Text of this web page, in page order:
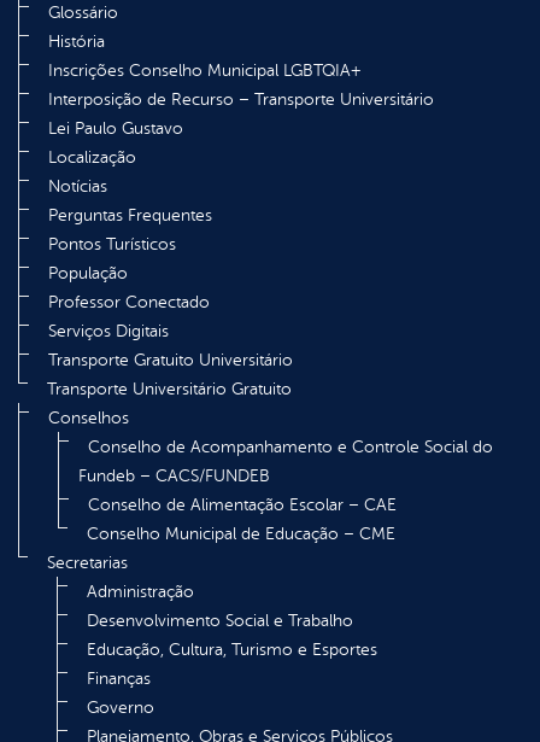
Glossário
História
Inscrições Conselho Municipal LGBTQIA+
Interposição de Recurso – Transporte Universitário
Lei Paulo Gustavo
Localização
Notícias
Perguntas Frequentes
Pontos Turísticos
População
Professor Conectado
Serviços Digitais
Transporte Gratuito Universitário
Transporte Universitário Gratuito
Conselhos
Conselho de Acompanhamento e Controle Social do
Fundeb – CACS/FUNDEB
Conselho de Alimentação Escolar – CAE
Conselho Municipal de Educação – CME
Secretarias
Administração
Desenvolvimento Social e Trabalho
Educação, Cultura, Turismo e Esportes
Finanças
Governo
Planejamento, Obras e Serviços Públicos